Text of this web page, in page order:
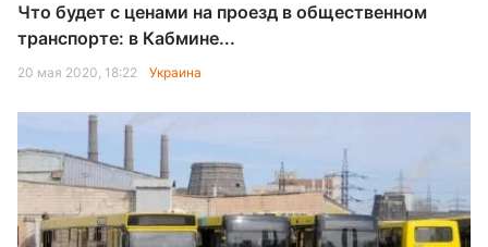
Что будет с ценами на проезд в общественном
транспорте: в Кабмине...
20 мая 2020, 18:22 Украина